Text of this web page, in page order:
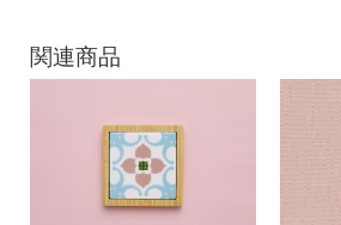
関連商品